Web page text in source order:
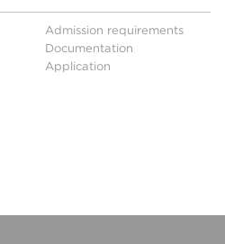
Admission requirements
Documentation
Application